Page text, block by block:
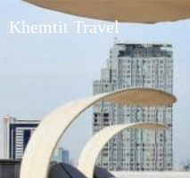
Khemtit Travel